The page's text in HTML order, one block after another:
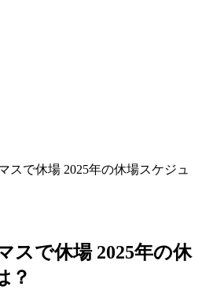
スで休場 2025年の休場スケジュ
スで休場 2025年の休
？